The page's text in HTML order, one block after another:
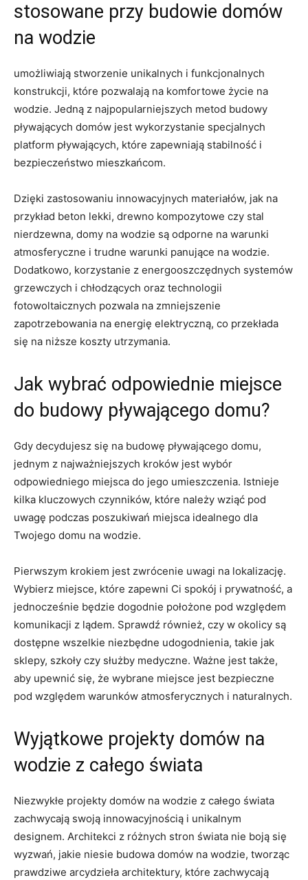
‍stosowane przy budowie domów
na wodzie
umożliwiają stworzenie unikalnych i funkcjonalnych
konstrukcji, które ​pozwalają na komfortowe życie ⁣na
wodzie.‍ Jedną z najpopularniejszych metod budowy
pływających ⁣domów jest wykorzystanie specjalnych
platform pływających, które zapewniają stabilność i
bezpieczeństwo mieszkańcom.
Dzięki zastosowaniu innowacyjnych materiałów, jak na
przykład beton lekki,⁢ drewno kompozytowe czy⁣ stal‍
nierdzewna, domy na wodzie są odporne na warunki
atmosferyczne i trudne warunki panujące na wodzie.
Dodatkowo, korzystanie z energooszczędnych systemów
grzewczych i chłodzących‌ oraz technologii
fotowoltaicznych pozwala na zmniejszenie
zapotrzebowania na energię elektryczną, co przekłada
się na niższe koszty utrzymania.
Jak wybrać odpowiednie miejsce
do‍ budowy pływającego domu?
Gdy decydujesz się ⁢na budowę pływającego domu,
jednym ‍z najważniejszych kroków jest wybór
odpowiedniego ⁤miejsca do jego umieszczenia. Istnieje
kilka kluczowych czynników, które należy wziąć ⁤pod
uwagę podczas poszukiwań miejsca idealnego dla
Twojego domu na wodzie.
Pierwszym krokiem jest zwrócenie uwagi na lokalizację.
⁢Wybierz miejsce, które zapewni‍ Ci spokój i prywatność, a
jednocześnie​ będzie ​dogodnie położone pod względem
komunikacji z ⁢lądem. Sprawdź również, czy​ w okolicy⁢ są
dostępne wszelkie ⁤niezbędne udogodnienia, takie jak
sklepy, szkoły czy służby medyczne. Ważne jest także,
aby upewnić się, że wybrane miejsce jest bezpieczne
pod względem warunków atmosferycznych i naturalnych.
Wyjątkowe projekty domów na
wodzie z całego świata
Niezwykłe projekty​ domów na ​wodzie z całego świata
zachwycają⁢ swoją innowacyjnością i unikalnym
designem. Architekci z różnych stron świata nie boją ⁢się
wyzwań, jakie niesie budowa ⁤domów na wodzie, tworząc
prawdziwe arcydzieła architektury, które zachwycają